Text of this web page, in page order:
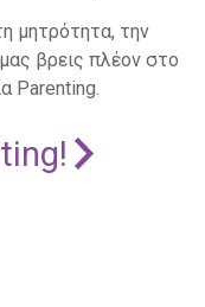
μητρότητα, την
βρεις πλέον στο
Parenting.